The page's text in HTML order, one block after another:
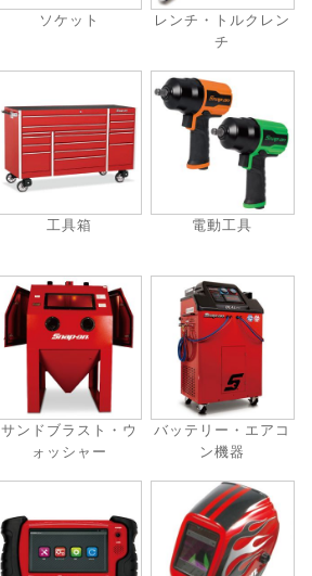
ソケット
レンチ・トルクレン
チ
工具箱 電動工具
サンドブラスト・ウ
ォッシャー
バッテリー・エアコ
ン機器